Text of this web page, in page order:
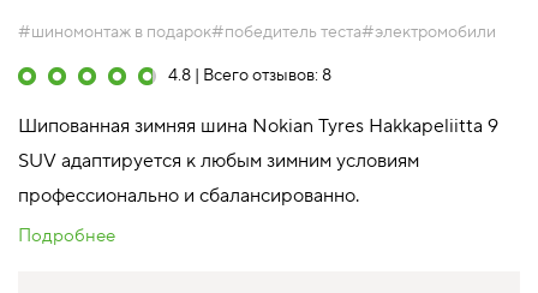
#шиномонтаж в подарок#победитель теста#электромобили
4.8 | Всего отзывов: 8
Шипованная зимняя шина Nokian Tyres Hakkapeliitta 9
SUV адаптируется к любым зимним условиям
профессионально и сбалансированно.
Подробнее